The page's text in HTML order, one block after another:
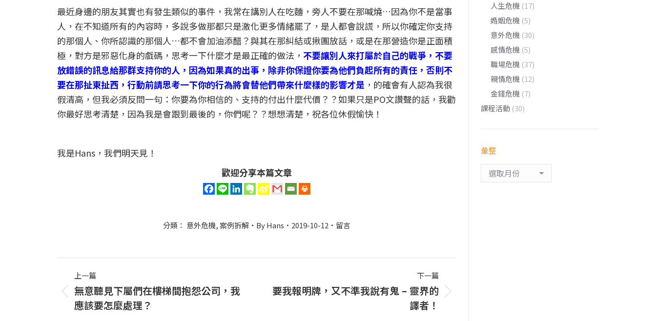
最近身邊的朋友其實也有發生類似的事件，我常在講別人在吃麵，旁人不要在那喊燒…因為你不是當事
人，在不知道所有的內容時，多說多做那都只是激化更多情緒罷了，是人都會說謊，所以你確定你支持
的那個人、你所認識的那個人…都不會加油添醋？與其在那糾結或揪團放話，或是在那營造你是正面積
極，對方是邪惡化身的戲碼，思考一下什麼才是最正確的做法， 不要讓別人來打屬於自己的戰爭，不要
放錯誤的訊息給那群支持你的人，因為如果真的出事，除非你保證你要為他們負起所有的責任，否則不
要在那扯東扯西，行動前請思考一下你的行為將會替他們帶來什麼樣的影響才是 ，的確會有人認為我很
假清高，但我必須反問一句：你要為你相信的、支持的付出什麼代價？？如果只是PO文讚聲的話，我勸
你最好思考清楚，因為我是會跟到最後的，你們呢？？想想清楚，祝各位休假愉快！
我是Hans，我們明天見！
歡迎分享本篇文章
分類： 意外危機,案例拆解 ByHans 2019-10-12 留言
Post
navigation
上一篇
上
一
無意聽見下屬們在樓梯間抱怨公司，我
應該要怎麼處理？
下一篇
下
要我報明牌，又不準我說有鬼 – 靈界的
譯者！
人生危機 (17)
婚姻危機 (5)
意外危機 (30)
感情危機 (5)
職場危機 (37)
親情危機 (12)
金錢危機 (7)
課程活動 (30)
彙整
整